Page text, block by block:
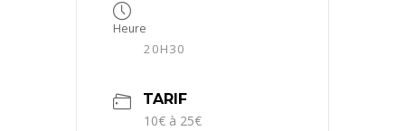
Heure
20H30
TARIF
10€ à 25€